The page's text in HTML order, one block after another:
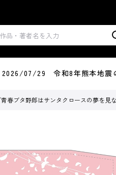
2026/07/29 令和8年熊本地震
春ブタ野郎はサンタクロースの夢を見